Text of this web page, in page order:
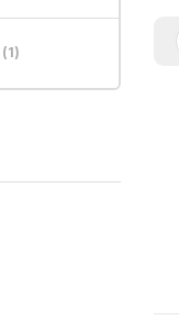
(1)